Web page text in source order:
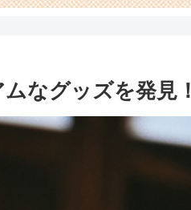
なグッズを発見！